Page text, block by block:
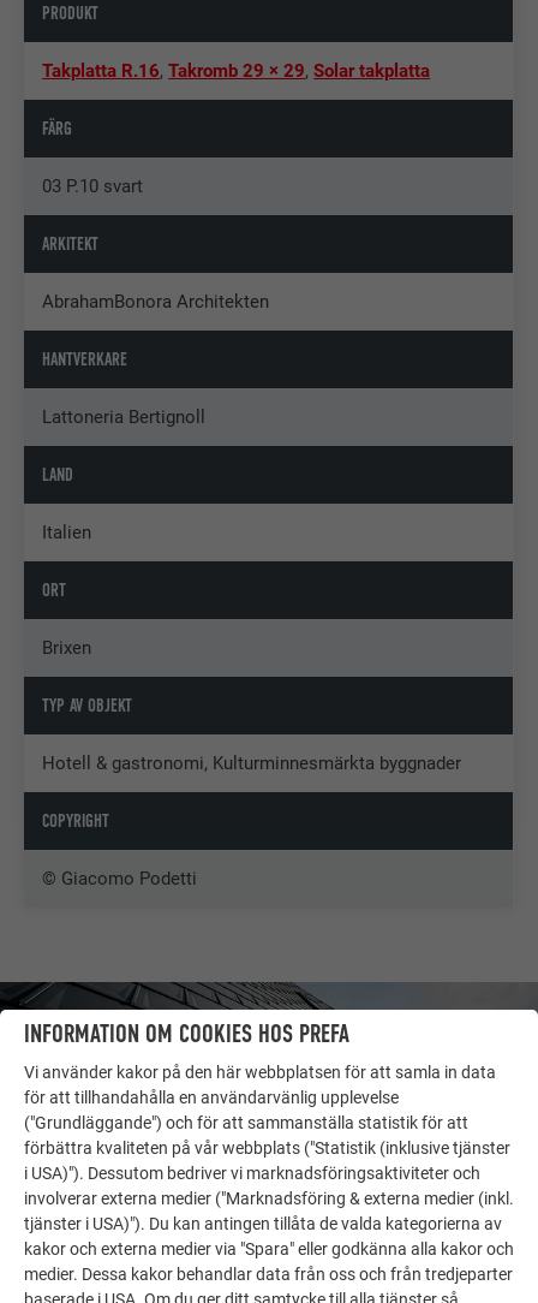
PRODUKT
Takplatta R.16,Takromb 29 × 29,Solar takplatta
FÄRG
03 P.10 svart
ARKITEKT
AbrahamBonora Architekten
HANTVERKARE
Lattoneria Bertignoll
LAND
Italien
ORT
Brixen
TYP AV OBJEKT
Hotell & gastronomi, Kulturminnesmärkta byggnader
COPYRIGHT
© Giacomo Podetti
FLER OBJEKT
INFORMATION OM COOKIES HOS PREFA
Vi använder kakor på den här webbplatsen för att samla in data
för att tillhandahålla en användarvänlig upplevelse
("Grundläggande") och för att sammanställa statistik för att
förbättra kvaliteten på vår webbplats ("Statistik (inklusive tjänster
i USA)"). Dessutom bedriver vi marknadsföringsaktiviteter och
involverar externa medier ("Marknadsföring & externa medier (inkl.
tjänster i USA)"). Du kan antingen tillåta de valda kategorierna av
kakor och externa medier via "Spara" eller godkänna alla kakor och
medier. Dessa kakor behandlar data från oss och från tredjeparter